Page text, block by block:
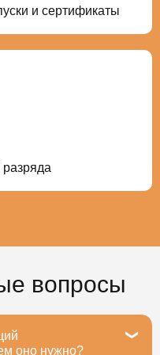
и сертификаты
вопросы
оно нужно?